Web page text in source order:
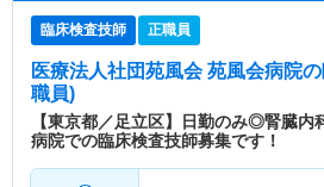
臨床検査技師 正職員
医療法人社団苑風会 苑風会病院
職員)
【東京都／足立区】日勤のみ◎腎臓内
病院での臨床検査技師募集です！